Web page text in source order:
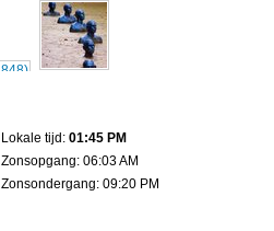
Lokale tijd: 01:45 PM
Zonsopgang: 06:03 AM
Zonsondergang: 09:20 PM